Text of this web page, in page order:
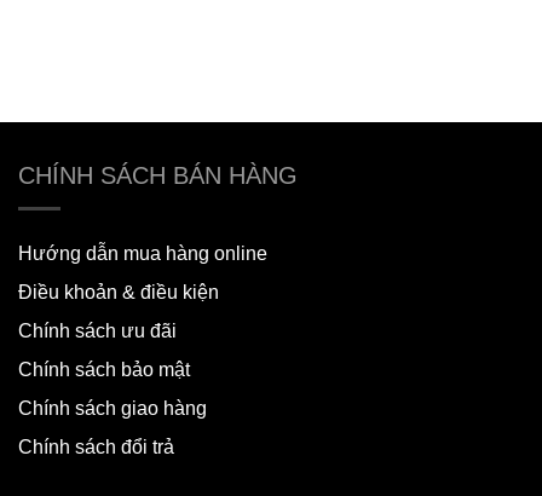
CHÍNH SÁCH BÁN HÀNG
Hướng dẫn mua hàng online
Điều khoản & điều kiện
Chính sách ưu đãi
Chính sách bảo mật
Chính sách giao hàng
Chính sách đổi trả